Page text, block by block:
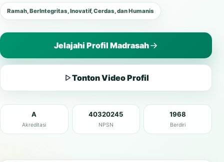
Ramah, BerIntegritas, Inovatif, Cerdas, dan Humanis
Jelajahi Profil Madrasah
Tonton Video Profil
A
Akreditasi
40320245
NPSN
1968
Berdiri